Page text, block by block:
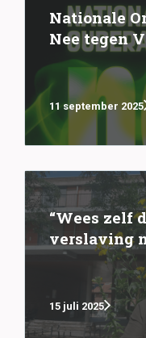
Nationale
Nee tegen
11 september 2025
“Wees zelf
verslaving
15 juli 2025